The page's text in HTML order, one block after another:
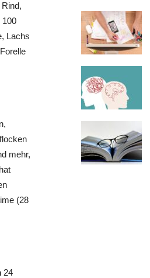
100
Lachs
mehr,
(28
24